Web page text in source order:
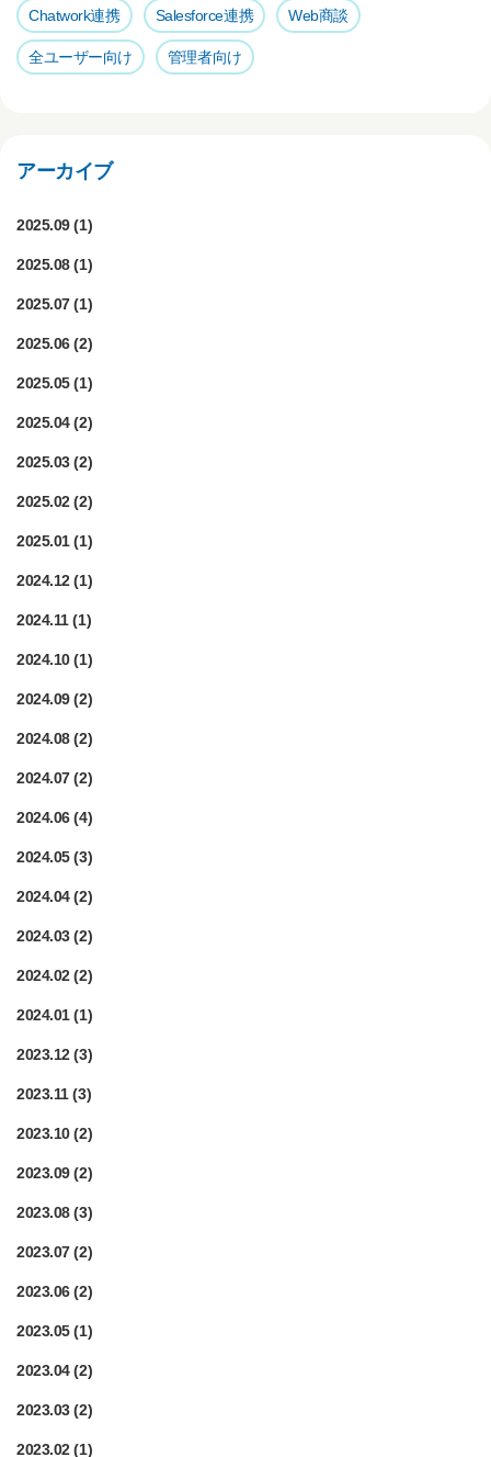
Chatwork連携 Salesforce連携 Web商談
全ユーザー向け 管理者向け
アーカイブ
2025.09(1)
2025.08(1)
2025.07(1)
2025.06(2)
2025.05(1)
2025.04(2)
2025.03(2)
2025.02(2)
2025.01(1)
2024.12(1)
2024.11(1)
2024.10(1)
2024.09(2)
2024.08(2)
2024.07(2)
2024.06(4)
2024.05(3)
2024.04(2)
2024.03(2)
2024.02(2)
2024.01(1)
2023.12(3)
2023.11(3)
2023.10(2)
2023.09(2)
2023.08(3)
2023.07(2)
2023.06(2)
2023.05(1)
2023.04(2)
2023.03(2)
2023.02(1)